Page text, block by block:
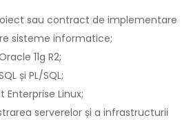
sau contract de implementare
sisteme informatice;
11g R2;
și PL/SQL;
Enterprise Linux;
serverelor și a infrastructurii